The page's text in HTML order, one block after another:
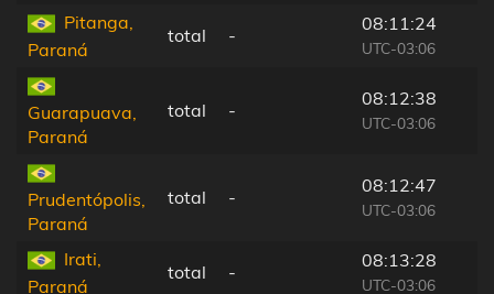
Pitanga,
Paraná
total -
08:11:24
UTC-03:06
Guarapuava,
Paraná
total -
08:12:38
UTC-03:06
Prudentópolis,
Paraná
total -
08:12:47
UTC-03:06
Irati,
Paraná
total -
08:13:28
UTC-03:06